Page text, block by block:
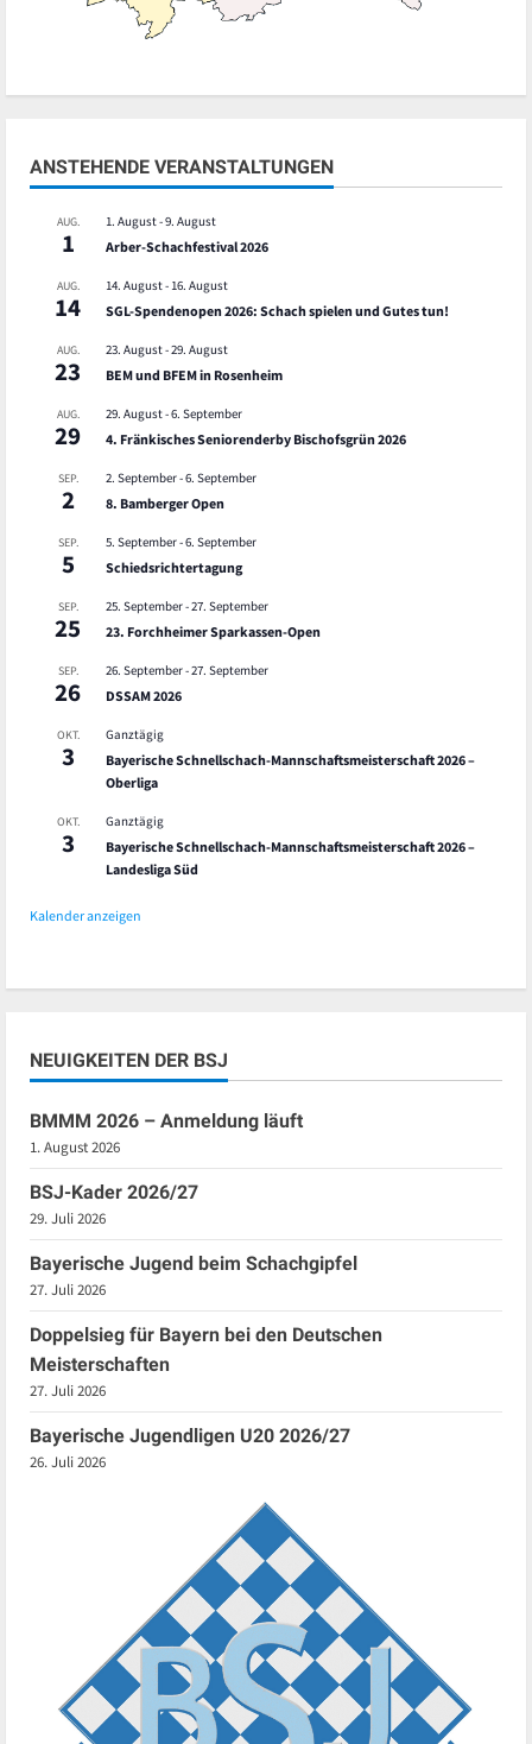
ANSTEHENDE VERANSTALTUNGEN
AUG.
1
1. August-9. August
Arber-Schachfestival 2026
AUG.
14
14. August- 16. August
SGL-Spendenopen 2026: Schach spielen und Gutes tun!
AUG.
23
23. August-29. August
BEM und BFEM in Rosenheim
AUG.
29
29. August-6. September
4. Fränkisches Seniorenderby Bischofsgrün 2026
SEP.
2
2. September-6. September
8. Bamberger Open
SEP.
5
5. September-6. September
Schiedsrichtertagung
SEP.
25
25. September-27. September
23. Forchheimer Sparkassen-Open
SEP.
26
26. September-27. September
DSSAM 2026
OKT.
3
Ganztägig
Bayerische Schnellschach-Mannschaftsmeisterschaft 2026 –
Oberliga
OKT.
3
Ganztägig
Bayerische Schnellschach-Mannschaftsmeisterschaft 2026 –
Landesliga Süd
Kalender anzeigen
NEUIGKEITEN DER BSJ
BMMM 2026 – Anmeldung läuft
1. August 2026
BSJ-Kader 2026/27
29. Juli 2026
Bayerische Jugend beim Schachgipfel
27. Juli 2026
Doppelsieg für Bayern bei den Deutschen
Meisterschaften
27. Juli 2026
Bayerische Jugendligen U20 2026/27
26. Juli 2026